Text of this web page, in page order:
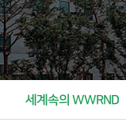
세계속의 WWRND